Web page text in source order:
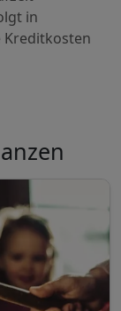
in
Kreditkosten